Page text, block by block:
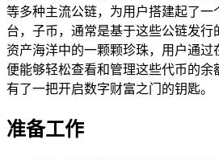
等多种主流公链，为用户搭建起了一
台，子币，通常是基于这些公链发行
资产海洋中的一颗颗珍珠，用户通过
便能够轻松查看和管理这些代币的余
有了一把开启数字财富之门的钥匙。
准备工作